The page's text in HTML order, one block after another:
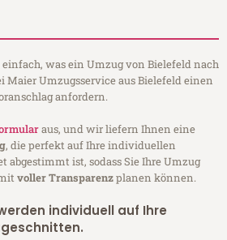
was ein Umzug von Bielefeld nach
Maier Umzugsservice aus Bielefeld einen
anfordern.
aus, und wir liefern Ihnen eine
, die perfekt auf Ihre individuellen
abgestimmt ist, sodass Sie Ihre Umzug
voller Transparenzplanen können.
individuell auf Ihre